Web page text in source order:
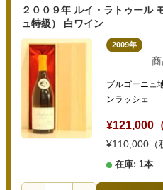
２００９年 ルイ・ラトゥール
ュ特級） 白ワイン
2009年
ブルゴーニ
ンラッシェ
¥121,000
¥110,000（
在庫: 1本